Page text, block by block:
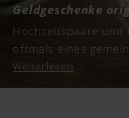
Geldgeschenke
Hochzeitspaare
oftmals eines
Geldgeschenken.
Weiterlesen